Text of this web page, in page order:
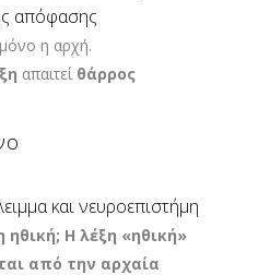
απόφασης
μόνο η αρχή.
απαιτεί θάρρος
και νευροεπιστήμη
ηθική; Η λέξη «ηθική»
από την αρχαία